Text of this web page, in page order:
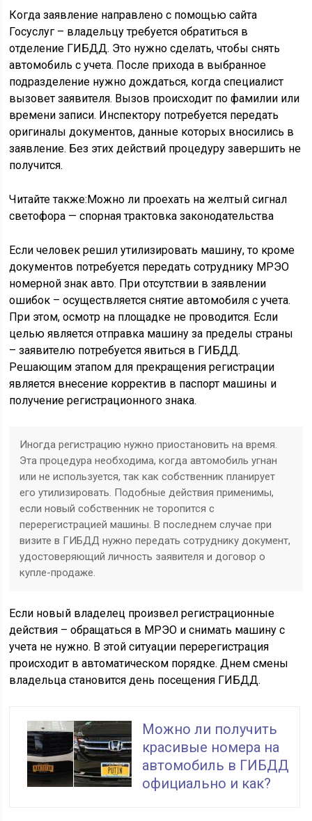
Когда заявление направлено с помощью сайта
Госуслуг – владельцу требуется обратиться в
отделение ГИБДД. Это нужно сделать, чтобы снять
автомобиль с учета. После прихода в выбранное
подразделение нужно дождаться, когда специалист
вызовет заявителя. Вызов происходит по фамилии или
времени записи. Инспектору потребуется передать
оригиналы документов, данные которых вносились в
заявление. Без этих действий процедуру завершить не
получится.
Читайте также:Можно ли проехать на желтый сигнал
светофора — спорная трактовка законодательства
Если человек решил утилизировать машину, то кроме
документов потребуется передать сотруднику МРЭО
номерной знак авто. При отсутствии в заявлении
ошибок – осуществляется снятие автомобиля с учета.
При этом, осмотр на площадке не проводится. Если
целью является отправка машину за пределы страны
– заявителю потребуется явиться в ГИБДД.
Решающим этапом для прекращения регистрации
является внесение корректив в паспорт машины и
получение регистрационного знака.
Иногда регистрацию нужно приостановить на время.
Эта процедура необходима, когда автомобиль угнан
или не используется, так как собственник планирует
его утилизировать. Подобные действия применимы,
если новый собственник не торопится с
перерегистрацией машины. В последнем случае при
визите в ГИБДД нужно передать сотруднику документ,
удостоверяющий личность заявителя и договор о
купле-продаже.
Если новый владелец произвел регистрационные
действия – обращаться в МРЭО и снимать машину с
учета не нужно. В этой ситуации перерегистрация
происходит в автоматическом порядке. Днем смены
владельца становится день посещения ГИБДД.
Можно ли получить
красивые номера на
автомобиль в ГИБДД
официально и как?